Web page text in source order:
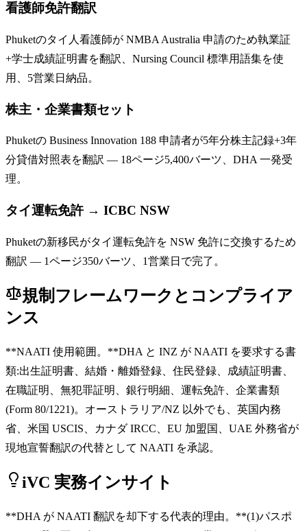
看護師免許翻訳
Phuketのタイ人看護師が NMBA Australia 申請のため執業証
+学士成績証明書を翻訳、Nursing Council 標準用語集を使
用、5営業日納品。
株主・企業書類セット
Phuketの Business Innovation 188 申請者が5年分株主記録+3年
分貸借対照表を翻訳 — 18ページ5,400バーツ、DHA 一発受
理。
タイ運転免許 → ICBC NSW
Phuketの新移民がタイ運転免許を NSW 免許に交換するため
翻訳 — 1ページ350バーツ、1営業日で完了。
規制フレームワークとコンプライア
ンス
**NAATI 使用範囲。**DHA と INZ が NAATI を要求する書
類:出生証明書、結婚・離婚登録、住民登録、成績証明書、
在職証明、無犯罪証明、銀行明細、運転免許、企業書類
(Form 80/1221)。オーストラリア/NZ 以外でも、英国内務
省、米国 USCIS、カナダ IRCC、EU 加盟国、UAE 外務省が
現地宣誓翻訳の代替として NAATI を承認。
iVC 実務インサイト
**DHA が NAATI 翻訳を却下する代表的理由。**(1)パスポ